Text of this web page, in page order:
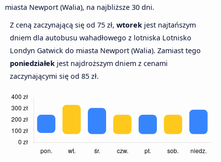
miasta Newport (Walia), na najbliższe 30 dni.
Z ceną zaczynającą się od 75 zł, wtorek jest najtańszym
dniem dla autobusu wahadłowego z lotniska Lotnisko
Londyn Gatwick do miasta Newport (Walia). Zamiast tego
poniedziałek jest najdroższym dniem z cenami
zaczynającymi się od 85 zł.